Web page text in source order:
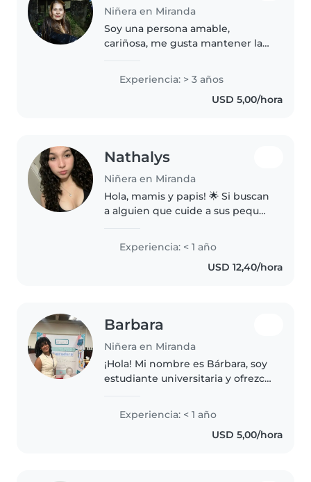
Niñera en Miranda
Soy una persona amable,
cariñosa, me gusta mantener la
Cuidar niños para mi es lo
máximo, me gusta hacerlos
sentir feliz y brindarles mi
Experiencia: > 3 años
USD 5,00/hora
Nathalys
Niñera en Miranda
Hola, mamis y papis! 🌟 Si buscan
a alguien que cuide a sus peques
energía y diversión de su mejor
amigo, ¡aquí estoy! Me encanta
inventar juegos, hacer..
Experiencia: < 1 año
USD 12,40/hora
Barbara
Niñera en Miranda
¡Hola! Mi nombre es Bárbara, soy
estudiante universitaria y ofrezco
medio tiempo en Caracas. Me
encantan los niños, soy muy
Experiencia: < 1 año
USD 5,00/hora